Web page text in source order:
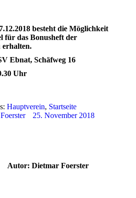
besteht die Möglichkeit
für das Bonusheft der
erhalten.
Ebnat, Schäfweg 16
Uhr
Hauptverein, Startseite
25. November 2018
Autor: Dietmar Foerster